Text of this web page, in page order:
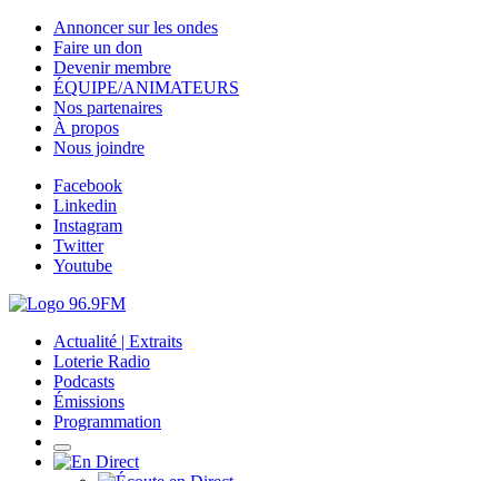
Annoncer sur les ondes
Faire un don
Devenir membre
ÉQUIPE/ANIMATEURS
Nos partenaires
À propos
Nous joindre
Facebook
Linkedin
Instagram
Twitter
Youtube
Actualité | Extraits
Loterie Radio
Podcasts
Émissions
Programmation